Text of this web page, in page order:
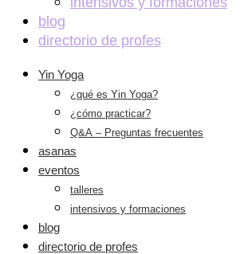
blog
directorio de profes
Yin Yoga
¿qué es Yin Yoga?
¿cómo practicar?
Q&A – Preguntas frecuentes
asanas
eventos
talleres
intensivos y formaciones
blog
directorio de profes